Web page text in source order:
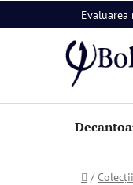
la
Acasă
/